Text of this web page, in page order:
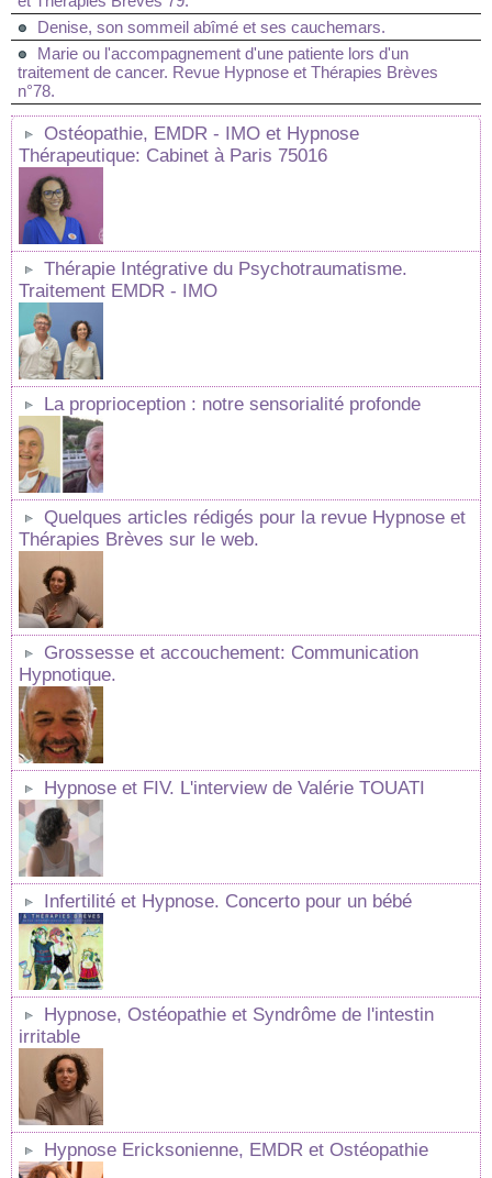
Denise, son sommeil abîmé et ses cauchemars.
Marie ou l'accompagnement d'une patiente lors d'un
traitement de cancer. Revue Hypnose et Thérapies Brèves
n°78.
Ostéopathie, EMDR - IMO et Hypnose
Thérapeutique: Cabinet à Paris 75016
Thérapie Intégrative du Psychotraumatisme.
Traitement EMDR - IMO
La proprioception : notre sensorialité profonde
Quelques articles rédigés pour la revue Hypnose et
Thérapies Brèves sur le web.
Grossesse et accouchement: Communication
Hypnotique.
Hypnose et FIV. L'interview de Valérie TOUATI
Infertilité et Hypnose. Concerto pour un bébé
Hypnose, Ostéopathie et Syndrôme de l'intestin
irritable
Hypnose Ericksonienne, EMDR et Ostéopathie